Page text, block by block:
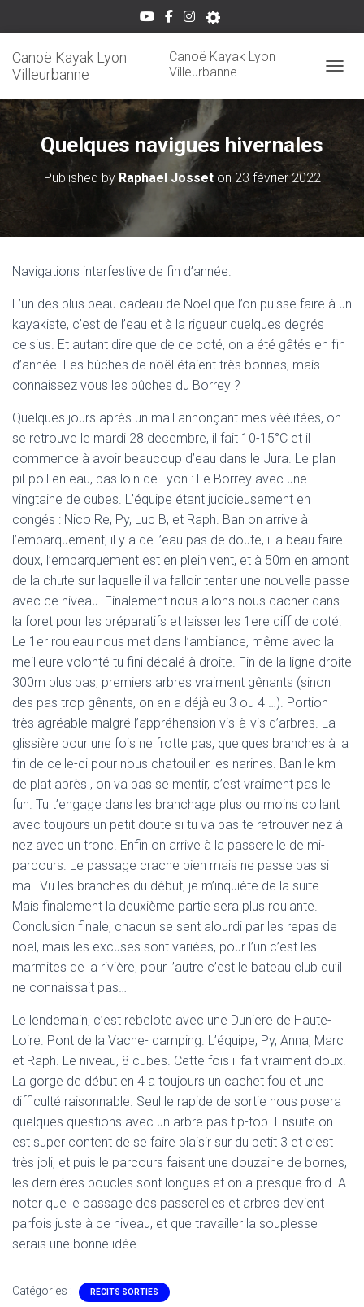
Canoë Kayak Lyon
Villeurbanne
Canoë Kayak Lyon
Villeurbanne
Quelques navigues hivernales
Published by Raphael Josseton 23 février 2022
Navigations interfestive de fin d’année.
L’un des plus beau cadeau de Noel que l’on puisse faire à un
kayakiste, c’est de l’eau et à la rigueur quelques degrés
celsius. Et autant dire que de ce coté, on a été gâtés en fin
d’année. Les bûches de noël étaient très bonnes, mais
connaissez vous les bûches du Borrey ?
Quelques jours après un mail annonçant mes véélitées, on
se retrouve le mardi 28 decembre, il fait 10-15°C et il
commence à avoir beaucoup d’eau dans le Jura. Le plan
pil-poil en eau, pas loin de Lyon : Le Borrey avec une
vingtaine de cubes. L’équipe étant judicieusement en
congés : Nico Re, Py, Luc B, et Raph. Ban on arrive à
l’embarquement, il y a de l’eau pas de doute, il a beau faire
doux, l’embarquement est en plein vent, et à 50m en amont
de la chute sur laquelle il va falloir tenter une nouvelle passe
avec ce niveau. Finalement nous allons nous cacher dans
la foret pour les préparatifs et laisser les 1ere diff de coté.
Le 1er rouleau nous met dans l’ambiance, même avec la
meilleure volonté tu fini décalé à droite. Fin de la ligne droite
300m plus bas, premiers arbres vraiment gênants (sinon
des pas trop gênants, on en a déjà eu 3 ou 4 …). Portion
très agréable malgré l’appréhension vis-à-vis d’arbres. La
glissière pour une fois ne frotte pas, quelques branches à la
fin de celle-ci pour nous chatouiller les narines. Ban le km
de plat après , on va pas se mentir, c’est vraiment pas le
fun. Tu t’engage dans les branchage plus ou moins collant
avec toujours un petit doute si tu va pas te retrouver nez à
nez avec un tronc. Enfin on arrive à la passerelle de mi-
parcours. Le passage crache bien mais ne passe pas si
mal. Vu les branches du début, je m’inquiète de la suite.
Mais finalement la deuxième partie sera plus roulante.
Conclusion finale, chacun se sent alourdi par les repas de
noël, mais les excuses sont variées, pour l’un c’est les
marmites de la rivière, pour l’autre c’est le bateau club qu’il
ne connaissait pas…
Le lendemain, c’est rebelote avec une Duniere de Haute-
Loire. Pont de la Vache- camping. L’équipe, Py, Anna, Marc
et Raph. Le niveau, 8 cubes. Cette fois il fait vraiment doux.
La gorge de début en 4 a toujours un cachet fou et une
difficulté raisonnable. Seul le rapide de sortie nous posera
quelques questions avec un arbre pas tip-top. Ensuite on
est super content de se faire plaisir sur du petit 3 et c’est
très joli, et puis le parcours faisant une douzaine de bornes,
les dernières boucles sont longues et on a presque froid. A
noter que le passage des passerelles et arbres devient
parfois juste à ce niveau, et que travailler la souplesse
serais une bonne idée…
Catégories : RÉCITS SORTIES